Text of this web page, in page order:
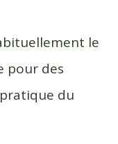
le
pour des
du